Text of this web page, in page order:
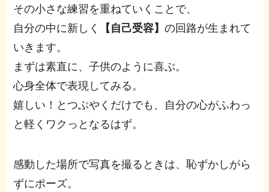
その小さな練習を重ねていくことで、
自分の中に新しく
【自己受容】の回路が生まれて
いきます。
まずは素直に、子供のように喜ぶ。
心身全体で表現してみる。
嬉しい！とつぶやくだけでも、自分の心がふわっ
と軽くワクっとなるはず。
感動した場所で写真を撮るときは、恥ずかしがら
ずにポーズ。